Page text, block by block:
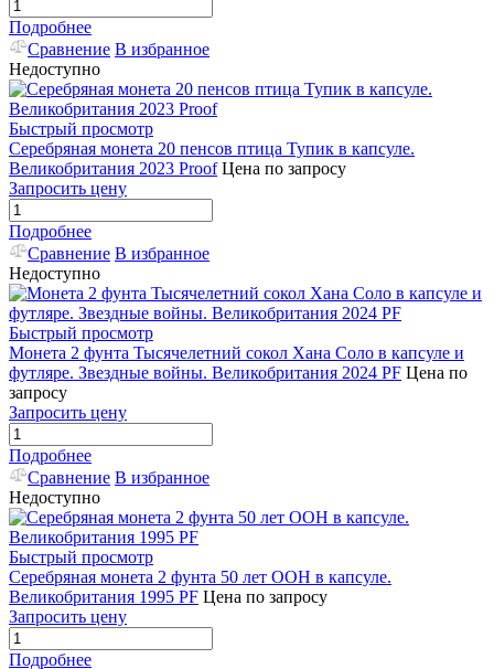
Подробнее
Сравнение В избранное
Недоступно
Быстрый просмотр
Серебряная монета 20 пенсов птица Тупик в капсуле.
Великобритания 2023 Proof Цена по запросу
Запросить цену
Подробнее
Сравнение В избранное
Недоступно
Быстрый просмотр
Монета 2 фунта Тысячелетний сокол Хана Соло в капсуле и
футляре. Звездные войны. Великобритания 2024 PF Цена по
запросу
Запросить цену
Подробнее
Сравнение В избранное
Недоступно
Быстрый просмотр
Серебряная монета 2 фунта 50 лет ООН в капсуле.
Великобритания 1995 PF Цена по запросу
Запросить цену
Подробнее